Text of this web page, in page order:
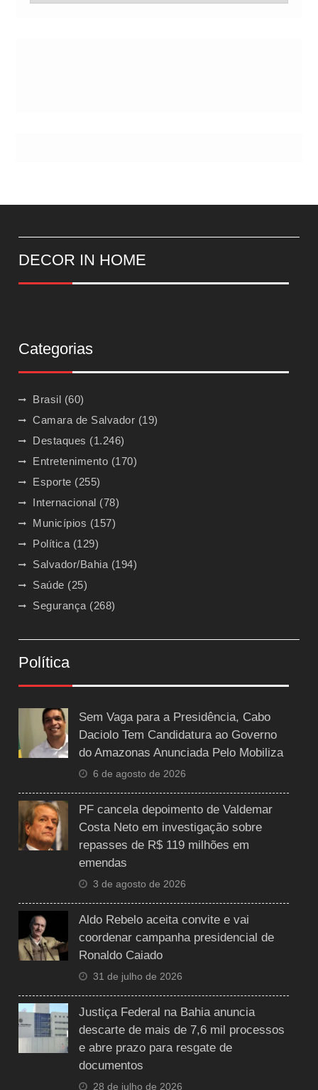
de
DECOR IN HOME
Categorias
Brasil (60)
Camara de Salvador (19)
Destaques (1.246)
Entretenimento (170)
Esporte (255)
Internacional (78)
Municípios (157)
Política (129)
Salvador/Bahia (194)
Saúde (25)
Segurança (268)
Política
Sem Vaga para a Presidência, Cabo
Daciolo Tem Candidatura ao Governo
do Amazonas Anunciada Pelo Mobiliza
6 de agosto de 2026
PF cancela depoimento de Valdemar
Costa Neto em investigação sobre
repasses de R$ 119 milhões em
emendas
3 de agosto de 2026
Aldo Rebelo aceita convite e vai
coordenar campanha presidencial de
Ronaldo Caiado
31 de julho de 2026
Justiça Federal na Bahia anuncia
descarte de mais de 7,6 mil processos
e abre prazo para resgate de
documentos
28 de julho de 2026